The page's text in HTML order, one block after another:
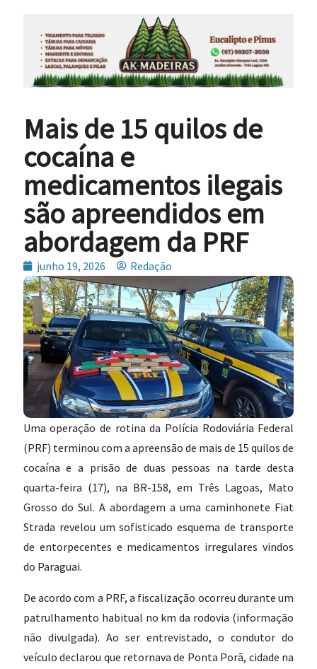
Mais de 15 quilos de
cocaína e
medicamentos ilegais
são apreendidos em
abordagem da PRF
junho 19, 2026 Redação
Uma operação de rotina da Polícia Rodoviária Federal
(PRF) terminou com a apreensão de mais de 15 quilos de
cocaína e a prisão de duas pessoas na tarde desta
quarta-feira (17), na BR-158, em Três Lagoas, Mato
Grosso do Sul. A abordagem a uma caminhonete Fiat
Strada revelou um sofisticado esquema de transporte
de entorpecentes e medicamentos irregulares vindos
do Paraguai.
De acordo com a PRF, a fiscalização ocorreu durante um
patrulhamento habitual no km da rodovia (informação
não divulgada). Ao ser entrevistado, o condutor do
veículo declarou que retornava de Ponta Porã, cidade na